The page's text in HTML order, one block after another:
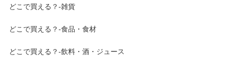
どこで買える？-雑貨
どこで買える？-食品・食材
どこで買える？-飲料・酒・ジュース